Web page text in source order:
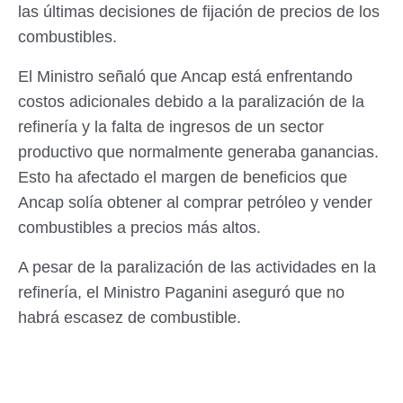
las últimas decisiones de fijación de precios de los
combustibles.
El Ministro señaló que Ancap está enfrentando
costos adicionales debido a la paralización de la
refinería y la falta de ingresos de un sector
productivo que normalmente generaba ganancias.
Esto ha afectado el margen de beneficios que
Ancap solía obtener al comprar petróleo y vender
combustibles a precios más altos.
A pesar de la paralización de las actividades en la
refinería, el Ministro Paganini aseguró que no
habrá escasez de combustible.